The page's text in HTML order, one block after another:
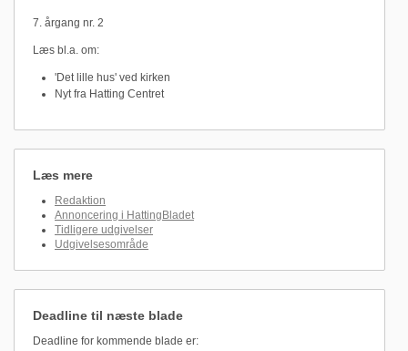
7. årgang nr. 2
Læs bl.a. om:
'Det lille hus' ved kirken
Nyt fra Hatting Centret
Læs mere
Redaktion
Annoncering i HattingBladet
Tidligere udgivelser
Udgivelsesområde
Deadline til næste blade
Deadline for kommende blade er: